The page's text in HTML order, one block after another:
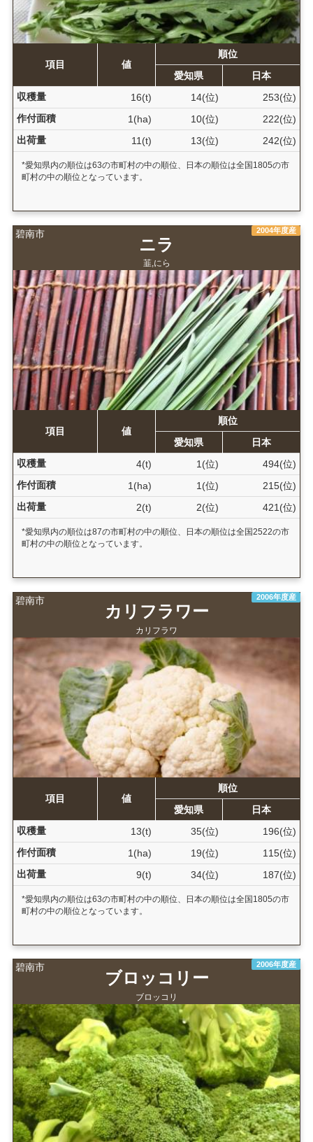
項目 値
順位
愛知県
日本
収穫量
16(t) 14(位)
253(位)
作付面積
1(ha) 10(位)
222(位)
出荷量
11(t) 13(位) 242(位)
*愛知県内の順位は63の市町村の中の順位、日本の順位は全国1805の市
町村の中の順位となっています。
碧南市 2004年度産
ニラ
韮,にら
項目 値
順位
愛知県
日本
収穫量
4(t) 1(位)
494(位)
作付面積
1(ha) 1(位)
215(位)
出荷量
2(t) 2(位) 421(位)
*愛知県内の順位は87の市町村の中の順位、日本の順位は全国2522の市
町村の中の順位となっています。
碧南市 2006年度産
カリフラワー
カリフラワ
項目 値
順位
愛知県
日本
収穫量
13(t) 35(位)
196(位)
作付面積
1(ha) 19(位)
115(位)
出荷量
9(t) 34(位) 187(位)
*愛知県内の順位は63の市町村の中の順位、日本の順位は全国1805の市
町村の中の順位となっています。
碧南市 2006年度産
ブロッコリー
ブロッコリ